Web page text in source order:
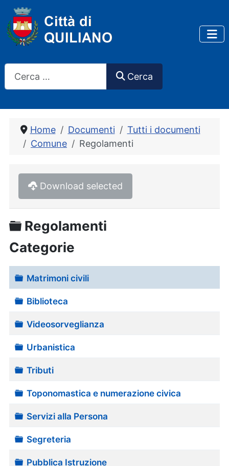
Cerca
Home Documenti
Tutti i documenti
Comune
Regolamenti
Download selected
Cartella
Regolamenti
Categorie
Cartella
Matrimoni civili
Cartella
Biblioteca
Cartella
Videosorveglianza
Cartella
Urbanistica
Cartella
Tributi
Cartella
Toponomastica e numerazione civica
Cartella
Servizi alla Persona
Cartella
Segreteria
Cartella
Pubblica Istruzione